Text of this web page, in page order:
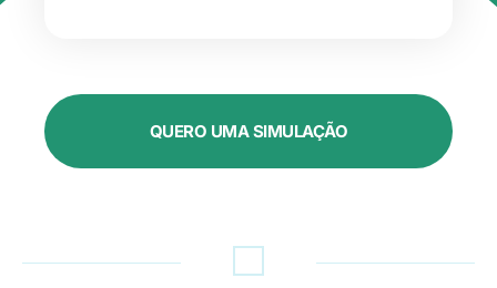
QUERO UMA SIMULAÇÃO